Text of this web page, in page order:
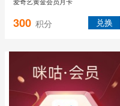
300 积分 兑换